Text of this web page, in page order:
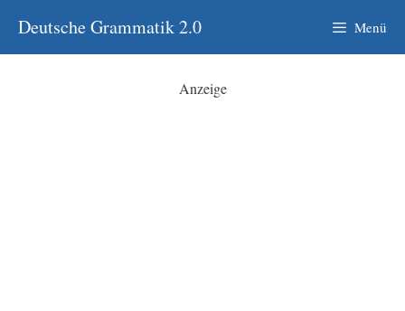
Inhalt
springen
Deutsche Grammatik 2.0 Menü
Anzeige